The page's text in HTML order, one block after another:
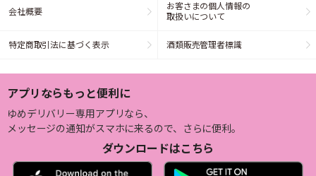
会社概要
お客さまの個人情報の
取扱いについて
特定商取引法に基づく表示 酒類販売管理者標識
アプリならもっと便利に
ゆめデリバリー専用アプリなら、
メッセージの通知がスマホに来るので、さらに便利。
ダウンロードはこちら